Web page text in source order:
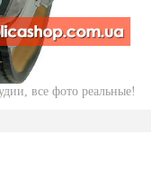
все фото реальные!